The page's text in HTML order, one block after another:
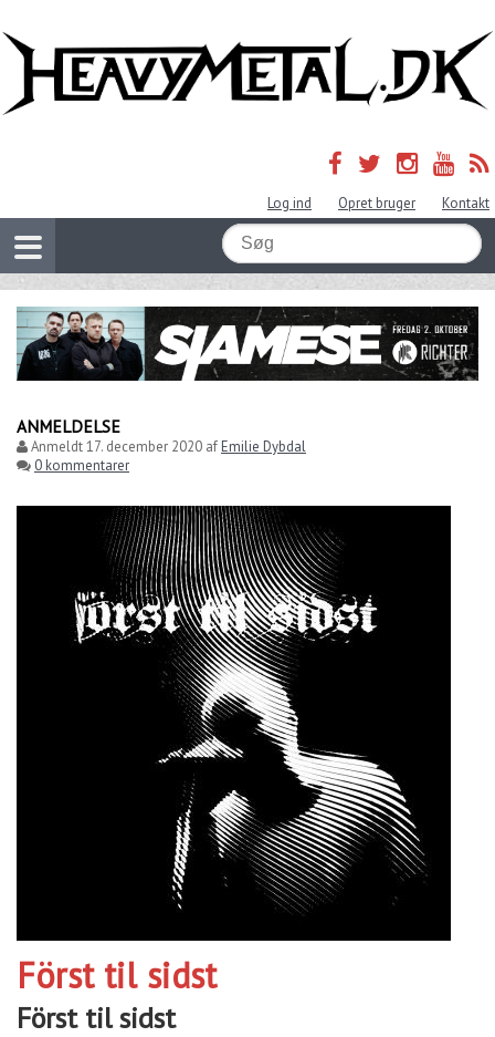
Log ind Opret bruger Kontakt
ANMELDELSE
Anmeldt17. december 2020 afEmilie Dybdal
0 kommentarer
Först til sidst
Först til sidst